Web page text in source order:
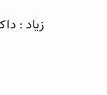
زياد :